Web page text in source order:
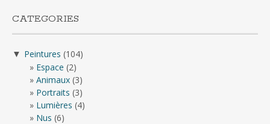
CATEGORIES
▼ Peintures (104)
Espace (2)
Animaux (3)
Portraits (3)
Lumières (4)
Nus (6)